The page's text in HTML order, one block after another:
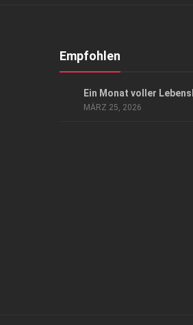
Empfohlen
Ein Monat voller
MÄRZ 25, 2026